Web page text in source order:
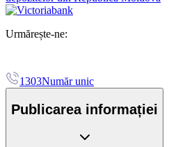
Urmărește-ne:
1303Număr unic
Publicarea informației